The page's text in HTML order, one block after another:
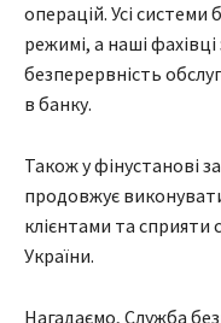
операцій. Усі
режимі, а наші
безперервність
в банку.
Також у фінустанові
продовжує
клієнтами та сприяти
України.
Нагадаємо, Служба